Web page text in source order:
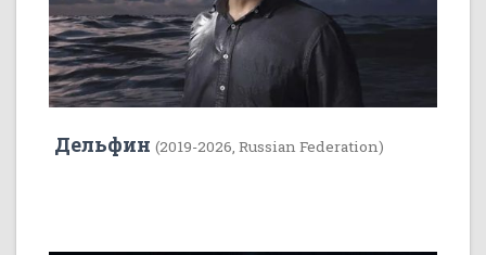
Дельфин (2019-2026, Russian Federation)